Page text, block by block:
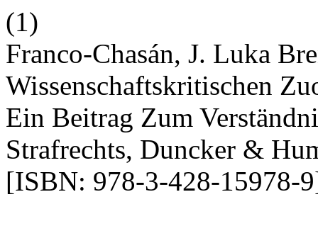
(1)
Franco-Chasán, J. Luka
Wissenschaftskritischen
Ein Beitrag Zum
Strafrechts, Duncker &
[ISBN: 978-3-428-15978-